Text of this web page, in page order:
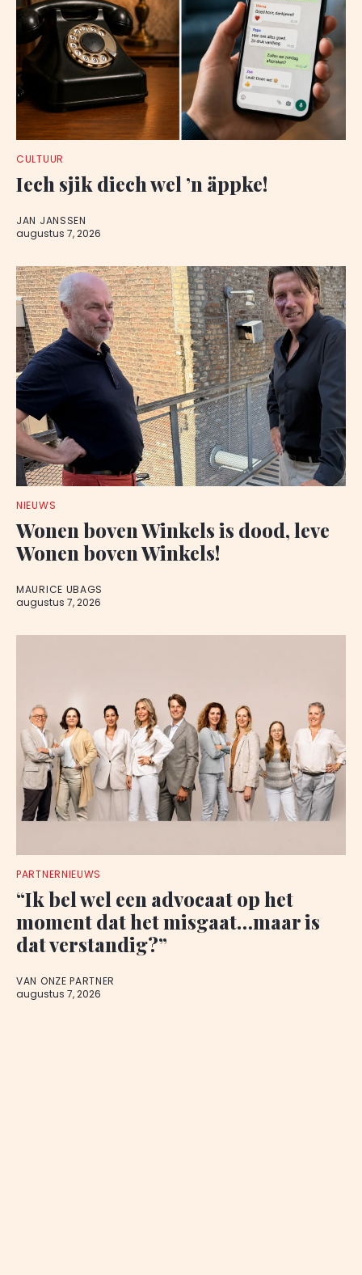
CULTUUR
Iech sjik diech wel ’n äppke!
JAN JANSSEN
augustus 7, 2026
NIEUWS
Wonen boven Winkels is dood, leve
Wonen boven Winkels!
MAURICE UBAGS
augustus 7, 2026
PARTNERNIEUWS
“Ik bel wel een advocaat op het
moment dat het misgaat…maar is
dat verstandig?”
VAN ONZE PARTNER
augustus 7, 2026